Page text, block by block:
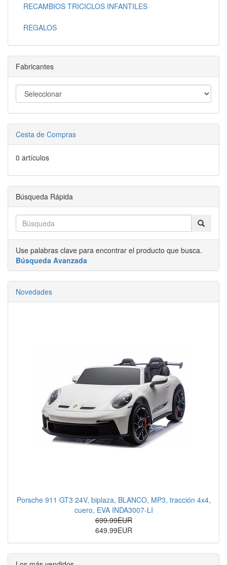
RECAMBIOS TRICICLOS INFANTILES
REGALOS
Fabricantes
Cesta de Compras
0 artículos
Búsqueda Rápida
Use palabras clave para encontrar el producto que busca.
Búsqueda Avanzada
Novedades
Porsche 911 GT3 24V, biplaza, BLANCO, MP3, tracción 4x4,
cuero, EVA INDA3007-LI
699.99EUR
649.99EUR